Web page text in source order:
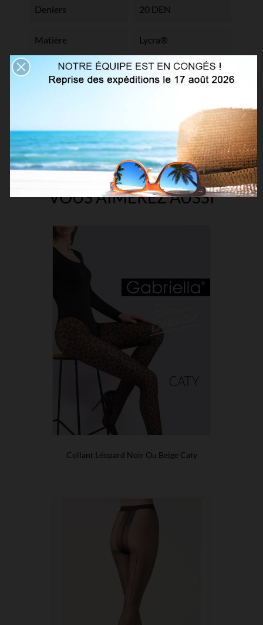
Deniers 20 DEN
Matière Lycra®
Collection Fashion
VOUS AIMEREZ AUSSI
Collant Léopard Noir Ou Beige Caty